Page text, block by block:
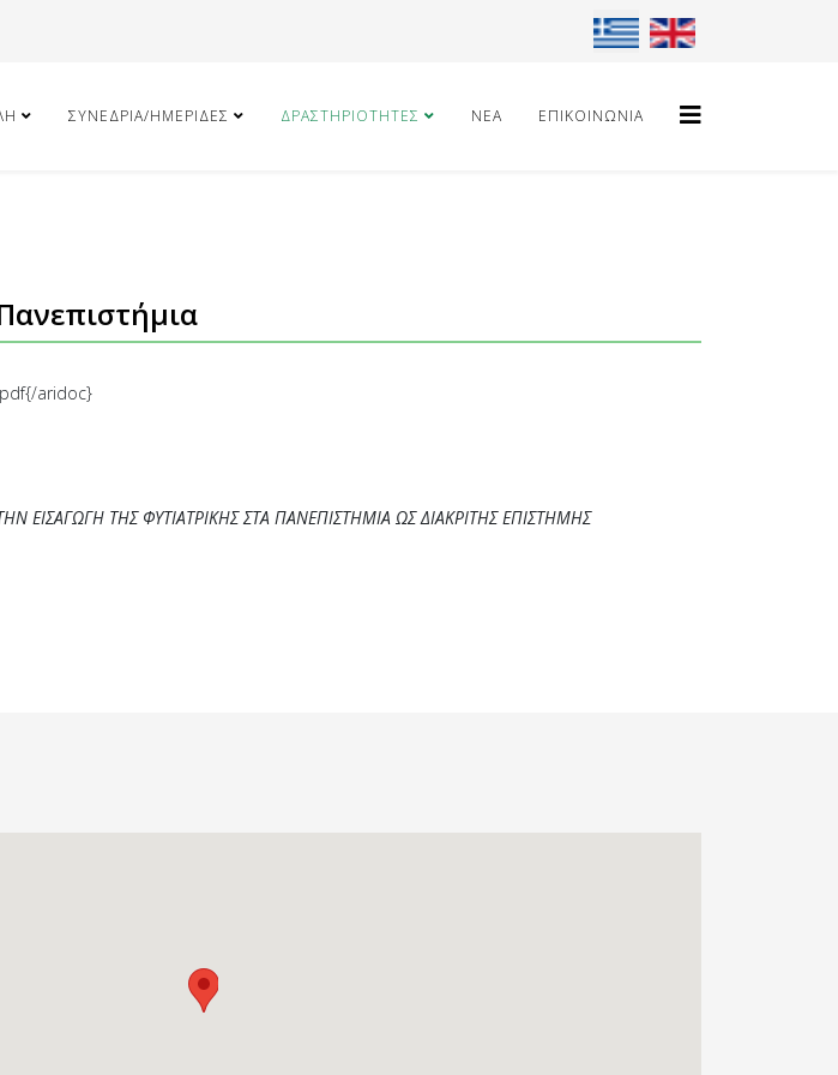
Επιλέξτε τη γλώσσα σας
ΣΥΝΈΔΡΙΑ/ΗΜΕΡΊΔΕΣ ΔΡΑΣΤΗΡΙΌΤΗΤΕΣ ΝΈΑ ΕΠΙΚΟΙΝΩΝΊΑ
aridoc}
ΕΙΣΑΓΩΓΗ ΤΗΣ ΦΥΤΙΑΤΡΙΚΗΣ ΣΤΑ ΠΑΝΕΠΙΣΤΗΜΙΑ ΩΣ ΔΙΑΚΡΙΤΗΣ ΕΠΙΣΤΗΜΗΣ